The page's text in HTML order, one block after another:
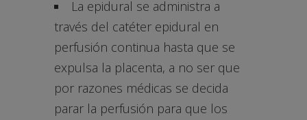
La epidural se administra a
través del catéter epidural en
perfusión continua hasta que se
expulsa la placenta, a no ser que
por razones médicas se decida
parar la perfusión para que los